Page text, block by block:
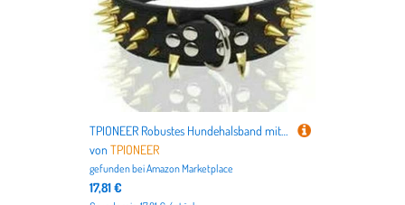
TPIONEER Robustes Hundehalsband mit Nieten und Spikes, bissfestes Lederhalsband für mittelgroße und große Hunderassen – Beagles und Bulldoggen
vonTPIONEER
gefunden beiAmazon Marketplace
17,81 €